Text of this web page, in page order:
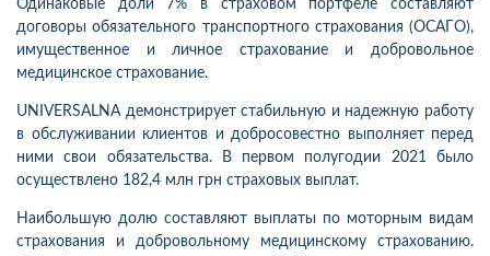
Одинаковые доли 7% в страховом портфеле составляют
договоры обязательного транспортного страхования (ОСАГО),
имущественное и личное страхование и добровольное
медицинское страхование.
UNIVERSALNA демонстрирует стабильную и надежную работу
в обслуживании клиентов и добросовестно выполняет перед
ними свои обязательства. В первом полугодии 2021 было
осуществлено 182,4 млн грн страховых выплат.
Наибольшую долю составляют выплаты по моторным видам
страхования и добровольному медицинскому страхованию.